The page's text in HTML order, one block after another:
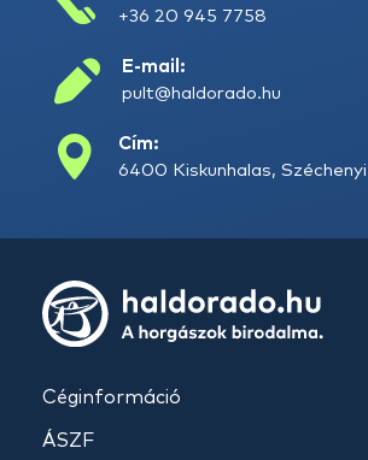
+36 20 945 7758
E-mail:
pult@haldorado.hu
Cím:
6400 Kiskunhalas,
Céginformáció
ÁSZF